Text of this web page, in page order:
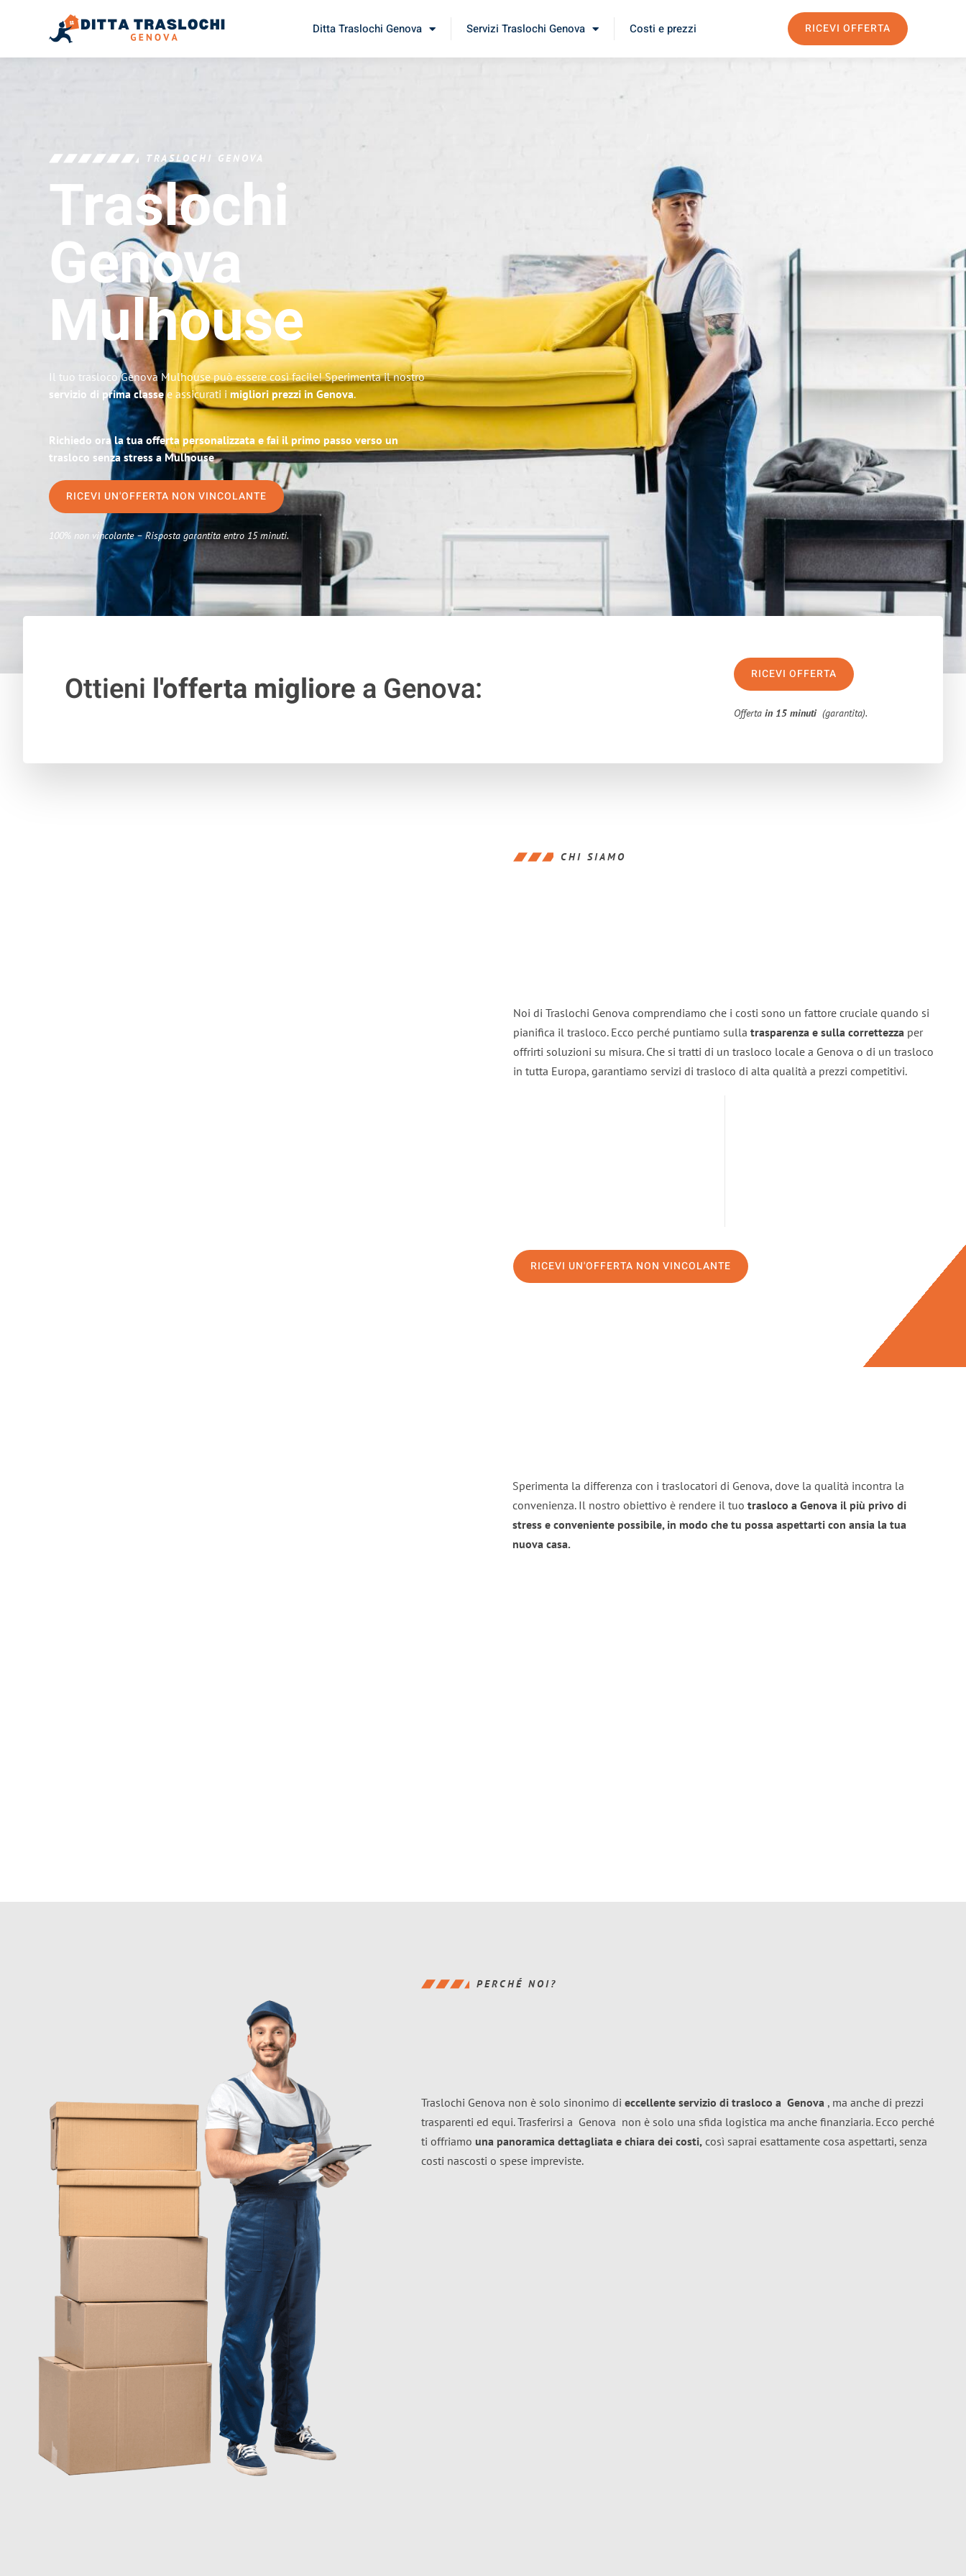
Ditta Traslochi Genova Servizi Traslochi Genova Costi e prezzi RICEVI OFFERTA
TRASLOCHI GENOVA
Traslochi
Genova
Mulhouse
Il tuo trasloco Genova Mulhouse può essere così facile! Sperimenta il nostro
servizio di prima classee assicurati i migliori prezzi in Genova.
Richiedo ora la tua offerta personalizzata e fai il primo passo verso un
trasloco senza stress a Mulhouse
RICEVI UN'OFFERTA NON VINCOLANTE
100% non vincolante – Risposta garantita entro 15 minuti.
Ottieni l'offerta migliorea Genova: RICEVI OFFERTA
Offertain 15 minuti (garantita).
CHI SIAMO
Noi di Traslochi Genova comprendiamo che i costi sono un fattore cruciale quando si
pianifica il trasloco. Ecco perché puntiamo sulla trasparenza e sulla correttezza per
offrirti soluzioni su misura. Che si tratti di un trasloco locale a Genova o di un trasloco
in tutta Europa, garantiamo servizi di trasloco di alta qualità a prezzi competitivi.
RICEVI UN'OFFERTA NON VINCOLANTE
Sperimenta la differenza con i traslocatori di Genova, dove la qualità incontra la
convenienza. Il nostro obiettivo è rendere il tuo trasloco a Genova il più privo di
stress e conveniente possibile, in modo che tu possa aspettarti con ansia la tua
nuova casa.
PERCHÉ NOI?
Traslochi Genova non è solo sinonimo di eccellente servizio di trasloco a Genova , ma anche di prezzi
trasparenti ed equi. Trasferirsi a Genova non è solo una sfida logistica ma anche finanziaria. Ecco perché
ti offriamo una panoramica dettagliata e chiara dei costi, così saprai esattamente cosa aspettarti, senza
costi nascosti o spese impreviste.